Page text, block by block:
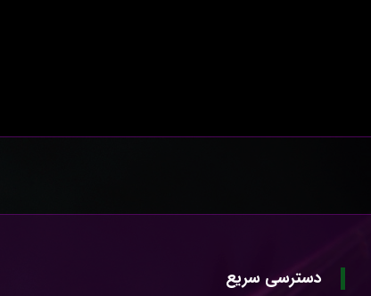
دسترسی سریع